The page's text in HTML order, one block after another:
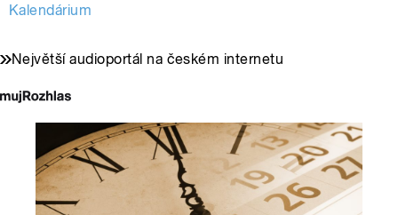
Kalendárium
Největší audioportál na českém internetu